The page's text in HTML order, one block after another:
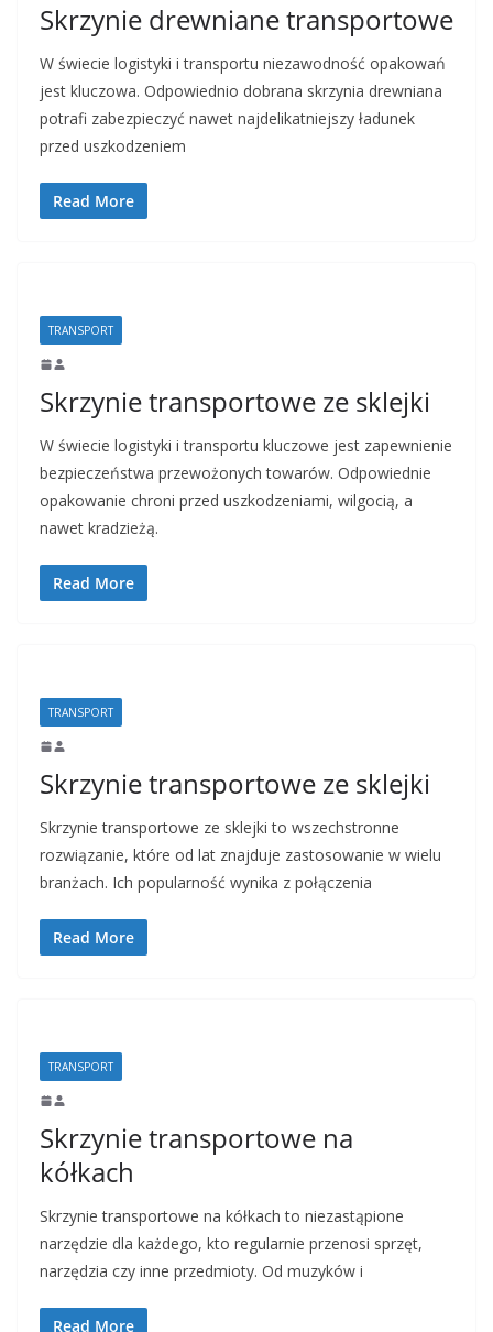
Skrzynie drewniane transportowe
W świecie logistyki i transportu niezawodność opakowań
jest kluczowa. Odpowiednio dobrana skrzynia drewniana
potrafi zabezpieczyć nawet najdelikatniejszy ładunek
przed uszkodzeniem
Read More
TRANSPORT
Skrzynie transportowe ze sklejki
W świecie logistyki i transportu kluczowe jest zapewnienie
bezpieczeństwa przewożonych towarów. Odpowiednie
opakowanie chroni przed uszkodzeniami, wilgocią, a
nawet kradzieżą.
Read More
TRANSPORT
Skrzynie transportowe ze sklejki
Skrzynie transportowe ze sklejki to wszechstronne
rozwiązanie, które od lat znajduje zastosowanie w wielu
branżach. Ich popularność wynika z połączenia
Read More
TRANSPORT
Skrzynie transportowe na
kółkach
Skrzynie transportowe na kółkach to niezastąpione
narzędzie dla każdego, kto regularnie przenosi sprzęt,
narzędzia czy inne przedmioty. Od muzyków i
Read More